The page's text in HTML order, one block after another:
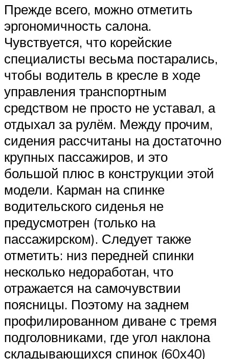
Прежде всего, можно отметить
эргономичность салона.
Чувствуется, что корейские
специалисты весьма постарались,
чтобы водитель в кресле в ходе
управления транспортным
средством не просто не уставал, а
отдыхал за рулём. Между прочим,
сидения рассчитаны на достаточно
крупных пассажиров, и это
большой плюс в конструкции этой
модели. Карман на спинке
водительского сиденья не
предусмотрен (только на
пассажирском). Следует также
отметить: низ передней спинки
несколько недоработан, что
отражается на самочувствии
поясницы. Поэтому на заднем
профилированном диване с тремя
подголовниками, где угол наклона
складывающихся спинок (60х40)